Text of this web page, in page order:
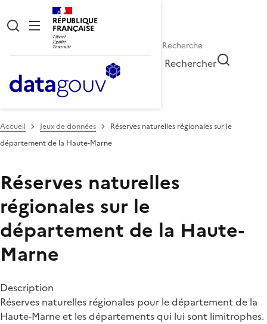
RÉPUBLIQUE
FRANÇAISE
Rechercher
Accueil Jeux de données
Réserves naturelles régionales sur le
département de la Haute-Marne
Réserves naturelles
régionales sur le
département de la Haute-
Marne
Description
Réserves naturelles régionales pour le département de la
Haute-Marne et les départements qui lui sont limitrophes.